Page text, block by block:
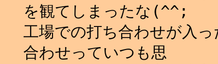
を観てしまったな(^^;
工場での打ち合わせが入
合わせっていつも思